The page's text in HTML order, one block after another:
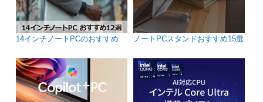
14インチノートPCのおすすめ ノートPCスタンドおすすめ15選